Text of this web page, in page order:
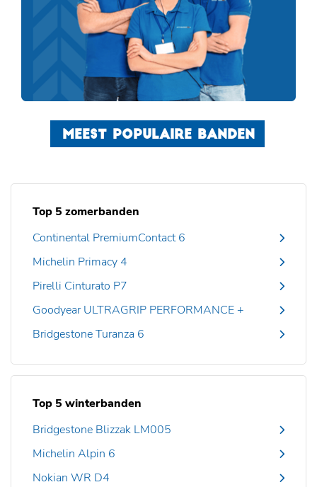
MEEST POPULAIRE BANDEN
Top 5 zomerbanden
Continental PremiumContact 6
Michelin Primacy 4
Pirelli Cinturato P7
Goodyear ULTRAGRIP PERFORMANCE +
Bridgestone Turanza 6
Top 5 winterbanden
Bridgestone Blizzak LM005
Michelin Alpin 6
Nokian WR D4